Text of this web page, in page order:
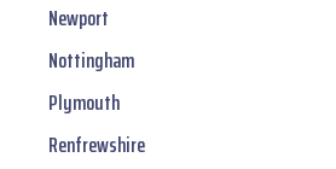
Newport
Nottingham
Plymouth
Renfrewshire